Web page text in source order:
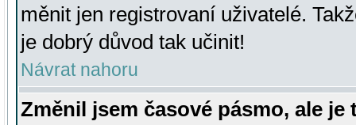
měnit jen registrovaní uživatelé.
je dobrý důvod tak učinit!
Návrat nahoru
Změnil jsem časové pásmo, ale je